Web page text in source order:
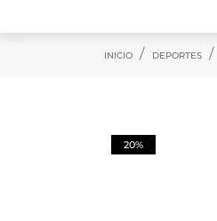
INICIO DEPORTES
20%